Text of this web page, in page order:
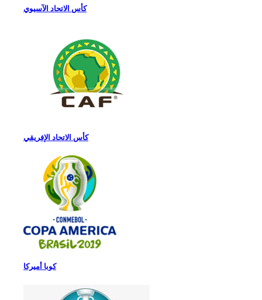
كأس الاتحاد الآسيوي
كأس الاتحاد الإفريقي
كوبا أميركا